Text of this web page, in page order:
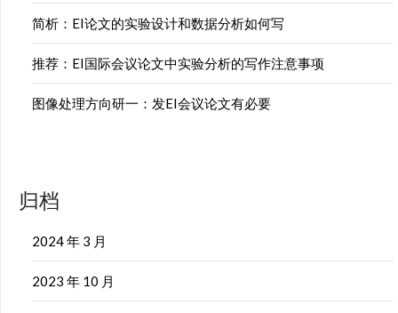
简析：EI论文的实验设计和数据分析如何写
推荐：EI国际会议论文中实验分析的写作注意事项
图像处理方向研一：发EI会议论文有必要
归档
2024 年 3 月
2023 年 10 月